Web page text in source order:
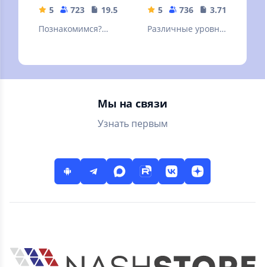
5 723
19.57 MB
Познакомимся?
чат "Бутылочка" -
игра для взрослых
5 736
3.71 MB
Различные уровни
подсказки и
красочная графика
Мы на связи
Узнать первым